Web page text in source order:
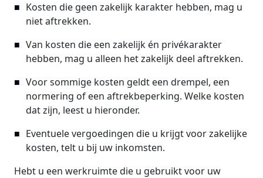
Kosten die geen zakelijk karakter hebben, mag u
niet aftrekken.
Van kosten die een zakelijk én privékarakter
hebben, mag u alleen het zakelijk deel aftrekken.
Voor sommige kosten geldt een drempel, een
normering of een aftrekbeperking. Welke kosten
dat zijn, leest u hieronder.
Eventuele vergoedingen die u krijgt voor zakelijke
kosten, telt u bij uw inkomsten.
Hebt u een werkruimte die u gebruikt voor uw